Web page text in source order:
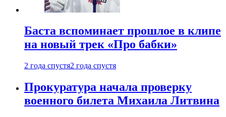
Баста вспоминает прошлое в клипе
на новый трек «Про бабки»
2 года спустя2 года спустя
Прокуратура начала проверку
военного билета Михаила Литвина